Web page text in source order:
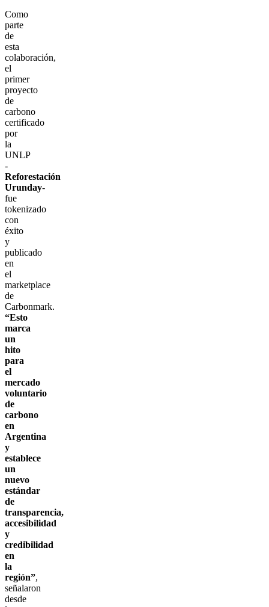
Como
parte
de
esta
colaboración,
el
primer
proyecto
de
carbono
certificado
por
la
UNLP
-
Reforestación
Urunday-
fue
tokenizado
con
éxito
y
publicado
en
el
marketplace
de
Carbonmark.
“Esto
marca
un
hito
para
el
mercado
voluntario
de
carbono
en
Argentina
y
establece
un
nuevo
estándar
de
transparencia,
accesibilidad
y
credibilidad
en
la
región”,
señalaron
desde